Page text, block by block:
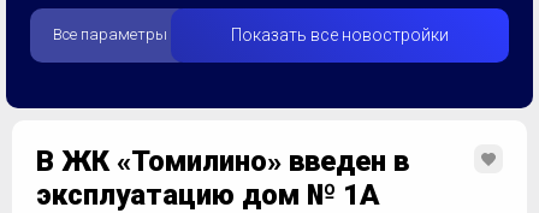
Все параметры Показать все новостройки
В ЖК «Томилино» введен в
эксплуатацию дом № 1А